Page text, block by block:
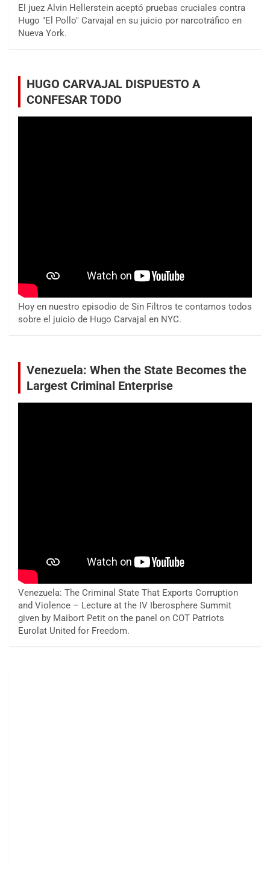
El juez Alvin Hellerstein aceptó pruebas cruciales contra
Hugo "El Pollo" Carvajal en su juicio por narcotráfico en
Nueva York.
HUGO CARVAJAL DISPUESTO A
CONFESAR TODO
Hoy en nuestro episodio de Sin Filtros te contamos todos
sobre el juicio de Hugo Carvajal en NYC.
Venezuela: When the State Becomes the
Largest Criminal Enterprise
Venezuela: The Criminal State That Exports Corruption
and Violence – Lecture at the IV Iberosphere Summit
given by Maibort Petit on the panel on COT Patriots
Eurolat United for Freedom.